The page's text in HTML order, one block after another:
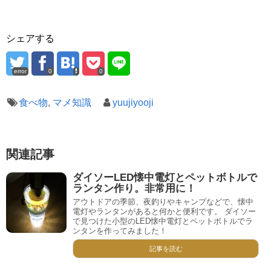
シェアする
error 0 0
食べ物, マメ知識 yuujiyooji
関連記事
ダイソーLED懐中電灯とペットボトルで
ランタン作り。非常用に！
アウトドアの季節、夜釣りやキャンプなどで、懐中
電灯やランタンがあると何かと便利です。 ダイソー
で見つけた小型のLED懐中電灯とペットボトルでラ
ンタンを作ってみました！
記事を読む